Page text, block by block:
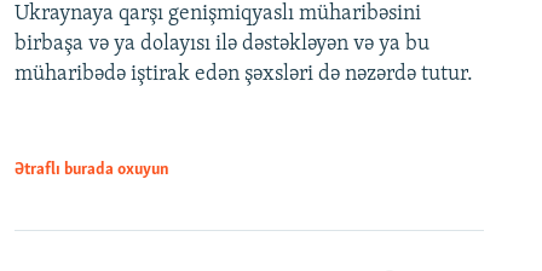
Ukraynaya qarşı genişmiqyaslı müharibəsini
birbaşa və ya dolayısı ilə dəstəkləyən və ya bu
müharibədə iştirak edən şəxsləri də nəzərdə tutur.
Ətraflı burada oxuyun